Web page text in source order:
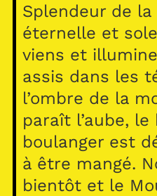
Splendeur de
éternelle et
viens et
assis dans les
l’ombre de la
paraît l’aube,
boulanger est
à être mangé.
bientôt et le